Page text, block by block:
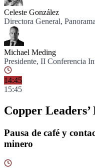
Celeste González
Directora General,
Michael Meding
Presidente, II Conferencia
14:45
15:45
Copper
Pausa de café y
minero